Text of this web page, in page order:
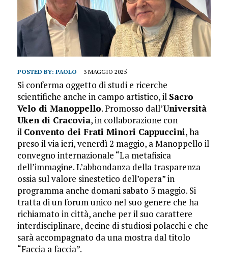
POSTED BY: PAOLO 3 MAGGIO 2025
Si conferma oggetto di studi e ricerche
scientifiche anche in campo artistico, il Sacro
Velo di Manoppello. Promosso dall’Università
Uken di Cracovia, in collaborazione con
il Convento dei Frati Minori Cappuccini, ha
preso il via ieri, venerdì 2 maggio, a Manoppello il
convegno internazionale “La metafisica
dell’immagine. L’abbondanza della trasparenza
ossia sul valore sinestetico dell’opera” in
programma anche domani sabato 3 maggio. Si
tratta di un forum unico nel suo genere che ha
richiamato in città, anche per il suo carattere
interdisciplinare, decine di studiosi polacchi e che
sarà accompagnato da una mostra dal titolo
“Faccia a faccia”.